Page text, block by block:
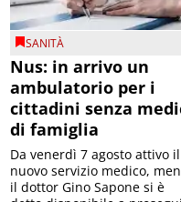
SANITÀ
Nus: in arrivo un
ambulatorio per i
cittadini senza
di famiglia
Da venerdì 7 agosto attivo il
nuovo servizio medico,
il dottor Gino Sapone si è